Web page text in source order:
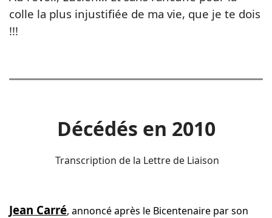
colle la plus injustifiée de ma vie, que je te dois
!!!
Décédés en 2010
Transcription de la Lettre de Liaison
Jean Carré, annoncé après le Bicentenaire par son